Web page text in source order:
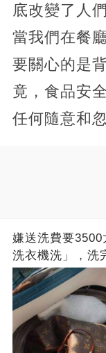
底改變了人
當我們在餐
要關心的是
竟，食品安
任何隨意和
嫌送洗費要
洗衣機洗」，洗